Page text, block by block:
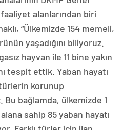
alanlarından biri
“Ülkemizde 154 memeli,
yaşadığını biliyoruz.
hayvan ile 11 bine yakın
tespit ettik. Yaban hayatı
korunup
bağlamda, ülkemizde 1
sahip 85 yaban hayatı